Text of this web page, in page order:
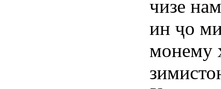
чизе
ин ҷо
монему